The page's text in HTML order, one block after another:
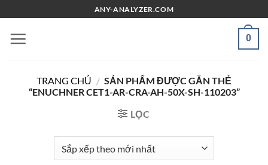
đến
nội
ANY-ANALYZER.COM
0
TRANG CHỦ / SẢN PHẨM ĐƯỢC GẮN THẺ
“ENUCHNER CET1-AR-CRA-AH-50X-SH-110203”
LỌC